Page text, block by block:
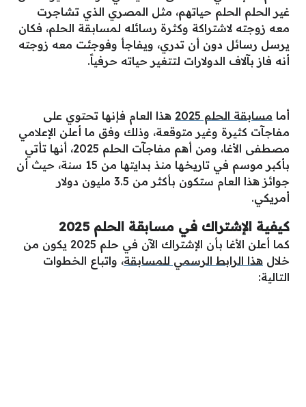
غير الحلم الحلم حياتهم، مثل المصري الذي تشاجرت
معه زوجته لاشتراكة وكثرة رسائله لمسابقة الحلم، فكان
يرسل رسائل دون أن تدري، ويفاجأ وفوجئت معه زوجته
أنه فاز بآلاف الدولارات لتتغير حياته حرفياً.
أما مسابقة الحلم 2025
هذا العام فإنها تحتوي على
مفاجآت كثيرة وغير متوقعة، وذلك وفق ما أعلن الإعلامي
مصطفى الأغا، ومن أهم مفاجآت الحلم 2025، أنها تأتي
بأكبر موسم في تاريخها منذ بدايتها من 15 سنة، حيث أن
جوائز هذا العام ستكون بأكثر من 3.5 مليون دولار
أمريكي.
كيفية الإشتراك في مسابقة الحلم 2025
كما أعلن الأغا بأن الإشتراك الآن في حلم 2025 يكون من
خلال هذا الرابط الرسمي للمسابقة، واتباع الخطوات
التالية: